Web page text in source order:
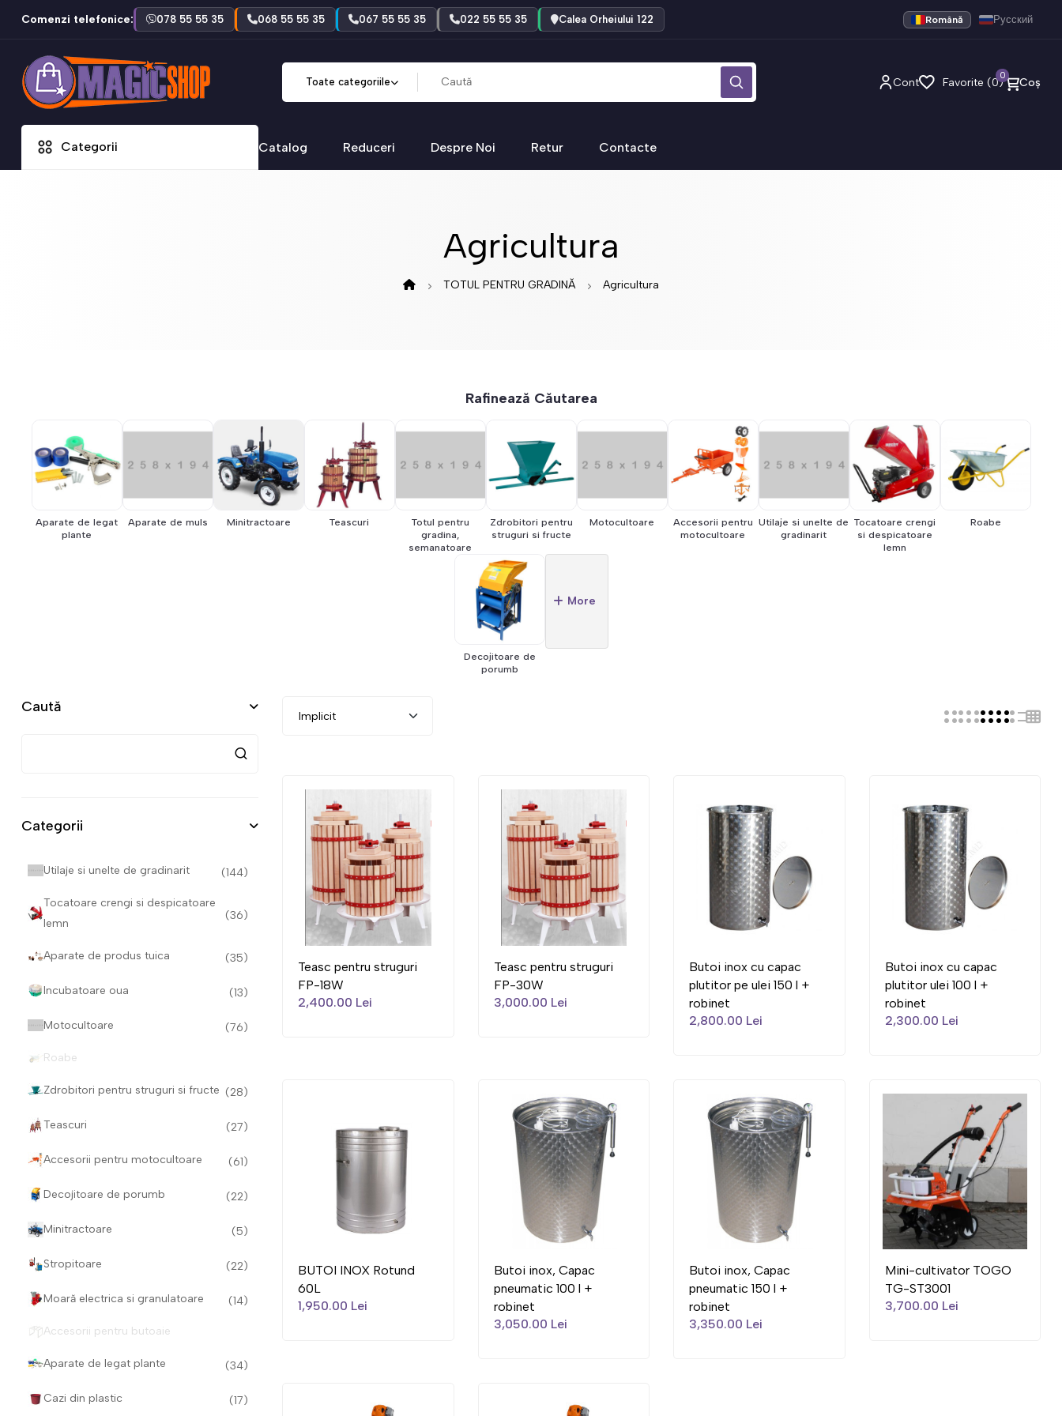
Comenzi telefonice: 078 55 55 35 068 55 55 35 067 55 55 35 022 55 55 35 Calea Orheiului 122 Română Русский
Toate categoriile Cont Favorite (0) Coș
0
Categorii Catalog Reduceri Despre Noi Retur Contacte
Agricultura
TOTUL PENTRU GRADINĂ Agricultura
Rafinează Căutarea
Aparate de legat
plante
Aparate de muls Minitractoare Teascuri
Totul pentru
gradina,
semanatoare
Zdrobitori pentru
struguri si fructe
Motocultoare
Accesorii pentru
motocultoare
Utilaje si unelte de
gradinarit
Tocatoare crengi
si despicatoare
lemn
Roabe
Decojitoare de
porumb
More
Caută
Categorii
Utilaje si unelte de gradinarit (144)
Tocatoare crengi si despicatoare
lemn
(36)
Aparate de produs tuica (35)
Incubatoare oua (13)
Motocultoare (76)
Roabe
Zdrobitori pentru struguri si fructe (28)
Teascuri (27)
Accesorii pentru motocultoare (61)
Decojitoare de porumb (22)
Minitractoare (5)
Stropitoare (22)
Moară electrica si granulatoare (14)
Accesorii pentru butoaie
Aparate de legat plante (34)
Cazi din plastic (17)
Teasc pentru struguri
FP-18W
2,400.00 Lei
Teasc pentru struguri
FP-30W
3,000.00 Lei
Butoi inox cu capac
plutitor pe ulei 150 l +
robinet
2,800.00 Lei
Butoi inox cu capac
plutitor ulei 100 l +
robinet
2,300.00 Lei
BUTOI INOX Rotund
60L
1,950.00 Lei
Butoi inox, Capac
pneumatic 100 l +
robinet
3,050.00 Lei
Butoi inox, Capac
pneumatic 150 l +
robinet
3,350.00 Lei
Mini-cultivator TOGO
TG-ST3001
3,700.00 Lei